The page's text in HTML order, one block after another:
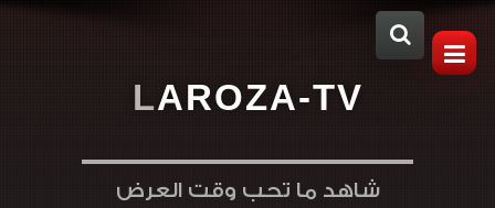
LAROZA-TV
شاهد ما تحب وقت العرض